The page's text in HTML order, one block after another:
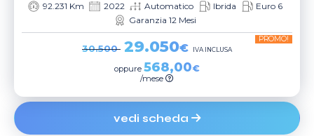
92.231 Km 2022 Automatico Ibrida
Euro 6
Garanzia 12 Mesi
30.500 29.050€
PROMO!
IVA INCLUSA
oppure 568,00€
/mese
vedi scheda